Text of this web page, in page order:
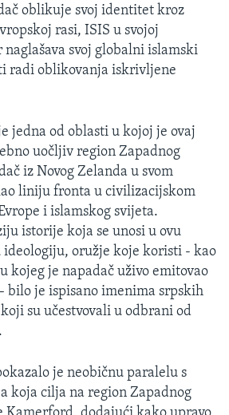
oblikuje svoj identitet kroz
rasi, ISIS u svojoj
svoj globalni islamski
radi oblikovanja iskrivljene
jedna od oblasti u kojoj je ovaj
uočljiv region Zapadnog
iz Novog Zelanda u svom
liniju fronta u civilizacijskom
i islamskog svijeta.
istorije koja se unosi u ovu
oružje koje koristi - kao
kojeg je napadač uživo emitovao
bilo je ispisano imenima srpskih
su učestvovali u odbrani od
je neobičnu paralelu s
koja cilja na region Zapadnog